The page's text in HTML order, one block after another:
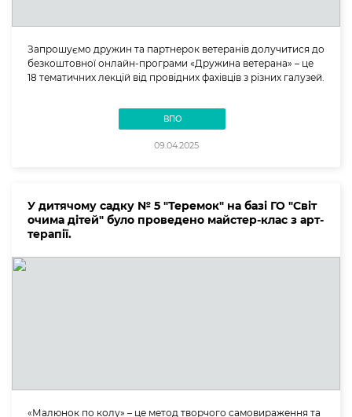
Запрошуємо дружин та партнерок ветеранів долучитися до
безкоштовної онлайн-програми «Дружина ветерана» – це
18 тематичних лекцій від провідних фахівців з різних галузей.
ВПО
09.04.2025
У дитячому садку № 5 "Теремок" на базі ГО "Світ
очима дітей" було проведено майстер-клас з арт-
терапії.
«Малюнок по колу» – це метод творчого самовираження та